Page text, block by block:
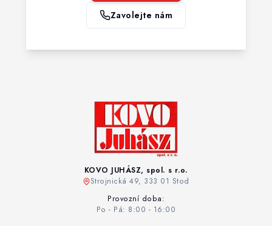
Zavolejte nám
KOVO JUHÁSZ, spol. s r.o.
Strojnická 49, 333 01 Stod
Provozní doba:
Po - Pá: 8:00 - 16:00